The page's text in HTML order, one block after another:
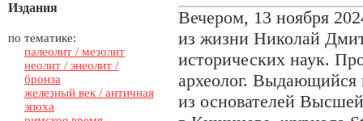
Издания
по тематике:
палеолит / мезолит
неолит / энеолит /
бронза
железный век / античная
эпоха
Вечером, 13 ноября
из жизни Николай
исторических наук.
археолог. Выдающийся
из основателей